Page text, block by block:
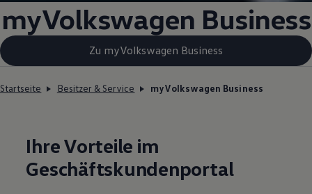
myVolkswagen Business
Zu myVolkswagen Business
Startseite Besitzer & Service myVolkswagen Business
Ihre Vorteile im
Geschäftskundenportal